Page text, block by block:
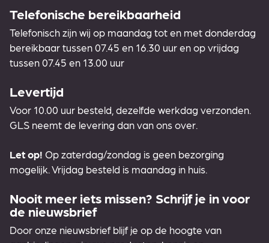
Telefonische bereikbaarheid
Telefonisch zijn wij op maandag tot en met donderdag
bereikbaar tussen 07.45 en 16.30 uur en op vrijdag
tussen 07.45 en 13.00 uur
Levertijd
Voor 10.00 uur besteld, dezelfde werkdag verzonden.
GLS neemt de levering dan van ons over.
Let op! Op zaterdag/zondag is geen bezorging
mogelijk. Vrijdag besteld is maandag in huis.
Nooit meer iets missen? Schrijf je in voor
de nieuwsbrief
Door onze nieuwsbrief blijf je op de hoogte van